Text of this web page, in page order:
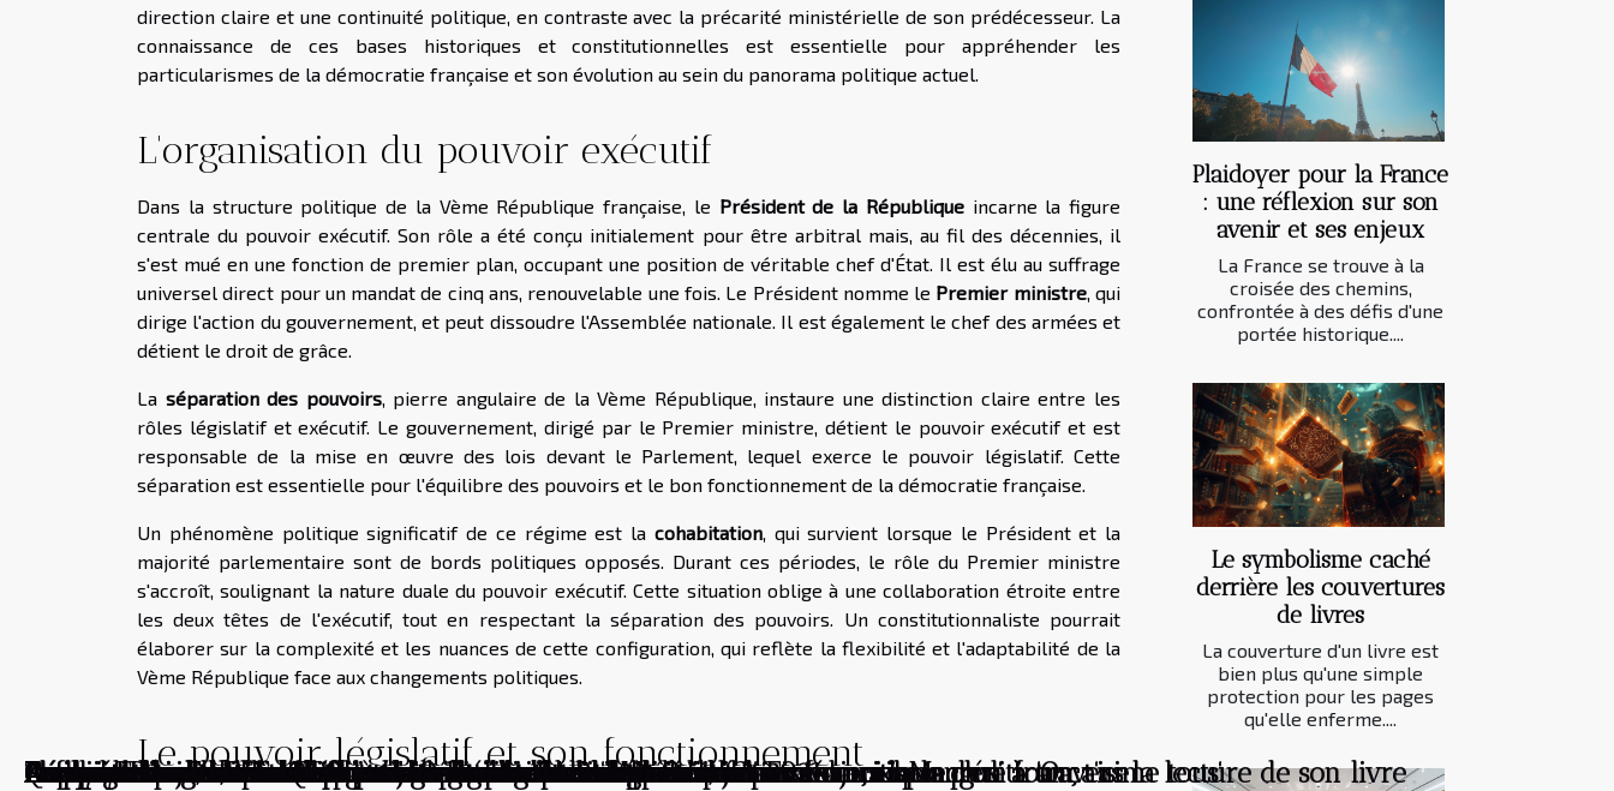
direction claire et une continuité politique, en contraste avec la précarité ministérielle de son prédécesseur. La
connaissance de ces bases historiques et constitutionnelles est essentielle pour appréhender les
particularismes de la démocratie française et son évolution au sein du panorama politique actuel.
L'organisation du pouvoir exécutif
Dans la structure politique de la Vème République française, le Président de la Républiqueincarne la figure
centrale du pouvoir exécutif. Son rôle a été conçu initialement pour être arbitral mais, au fil des décennies, il
s'est mué en une fonction de premier plan, occupant une position de véritable chef d'État. Il est élu au suffrage
universel direct pour un mandat de cinq ans, renouvelable une fois. Le Président nomme le Premier ministre, qui
dirige l'action du gouvernement, et peut dissoudre l'Assemblée nationale. Il est également le chef des armées et
détient le droit de grâce.
La séparation des pouvoirs, pierre angulaire de la Vème République, instaure une distinction claire entre les
rôles législatif et exécutif. Le gouvernement, dirigé par le Premier ministre, détient le pouvoir exécutif et est
responsable de la mise en œuvre des lois devant le Parlement, lequel exerce le pouvoir législatif. Cette
séparation est essentielle pour l'équilibre des pouvoirs et le bon fonctionnement de la démocratie française.
Un phénomène politique significatif de ce régime est la cohabitation, qui survient lorsque le Président et la
majorité parlementaire sont de bords politiques opposés. Durant ces périodes, le rôle du Premier ministre
s'accroît, soulignant la nature duale du pouvoir exécutif. Cette situation oblige à une collaboration étroite entre
les deux têtes de l'exécutif, tout en respectant la séparation des pouvoirs. Un constitutionnaliste pourrait
élaborer sur la complexité et les nuances de cette configuration, qui reflète la flexibilité et l'adaptabilité de la
Vème République face aux changements politiques.
Le pouvoir législatif et son fonctionnement
Plaidoyer pour la France
: une réflexion sur son
avenir et ses enjeux
La France se trouve à la
croisée des chemins,
confrontée à des défis d'une
portée historique....
Le symbolisme caché
derrière les couvertures
de livres
La couverture d'un livre est
bien plus qu'une simple
protection pour les pages
qu'elle enferme....
Le point d'orgue dans l'univers des éditions Points
Exploration de la robotique humaine et des robots humains
L'amour en je, moi et toi : une exploration de 'Moi non, je t'aime moi non plus' à 'On t'aime tous'
Romain Rambaud : une figure montante de la scène littéraire française
Comprendre et utiliser efficacement le terme anglais 'be cause' dans la langue française
Réflexions sur le parcours et l'avenir de l'humanité
Analyse et commentaires du dernier discours du président Emmanuel Macron à travers la lecture de son livre
Déconstruire les lieux communs : une nécessité pour une pensée critique
Analyse des discours et phrases marquantes de Macron en 2021
Zoom sur les dernières parutions littéraires incontournables
Avenir de la France: Quel projet envisage Aude de Castet?
Comprendre l'achat d'EPO : un guide complet
Le progressisme, une idée pour une renaissance politique
Quand Editions Point et Point d'Orgue fusionnent : étude d'un cas unique d'édition
Plaidoyer pour la France : une réflexion sur son avenir et ses enjeux
Comment la science-fiction a changé la littérature moderne
Le symbolisme caché derrière les couvertures de livres
Les métiers oubliés de la littérature